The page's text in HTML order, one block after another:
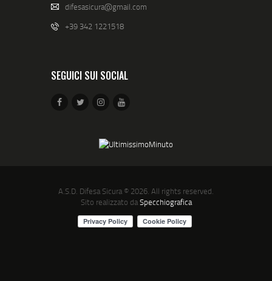
difesasicura@gmail.com
+39 342 1221518
SEGUICI SUI SOCIAL
A.S.D. Difesa Sicura © 2026. All rights reserved.
Sito realizzato daSpecchiografica